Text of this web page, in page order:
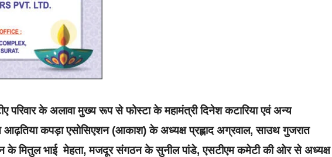
परिवार के अलावा मुख्य रूप से फोस्टा के महामंत्री दिनेश कटारिया एवं अन्य
आढ़तिया कपड़ा एसोसिएशन (आकाश) के अध्यक्ष प्रह्लाद अग्रवाल, साउथ गुजरात
के मितुल भाई मेहता, मजदूर संगठन के सुनील पांडे, एसटीएम कमेटी की ओर से अध्यक्ष